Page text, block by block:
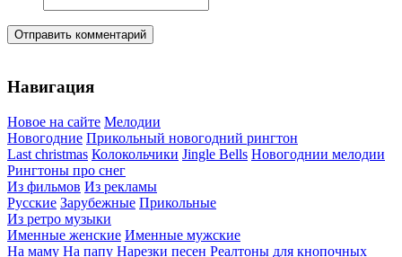
Отправить комментарий
Навигация
Новое на сайте Мелодии
Новогодние Прикольный новогодний рингтон
Last christmas Колокольчики Jingle Bells Новогоднии мелодии
Рингтоны про снег
Из фильмов Из рекламы
Русские Зарубежные Прикольные
Из ретро музыки
Именные женские Именные мужские
На маму На папу Нарезки песен Реалтоны для кнопочных